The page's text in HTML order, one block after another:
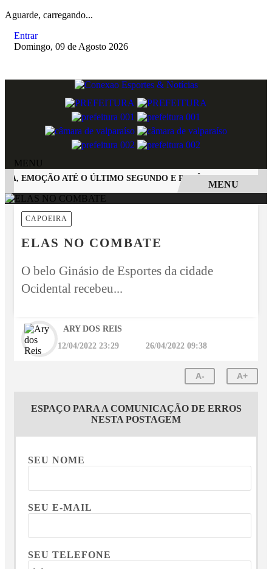
Aguarde, carregando...
Entrar
Domingo, 09 de Agosto 2026
MENU
EMOÇÃO ATÉ O ÚLTIMO SEGUNDO E POLÊMICA. BIG
MENU
CAPOEIRA
ELAS NO COMBATE
O belo Ginásio de Esportes da cidade
Ocidental recebeu...
ARY DOS REIS
12/04/2022 23:29 26/04/2022 09:38
A- A+
ESPAÇO PARA A COMUNICAÇÃO DE ERROS
NESTA POSTAGEM
SEU NOME
SEU E-MAIL
SEU TELEFONE